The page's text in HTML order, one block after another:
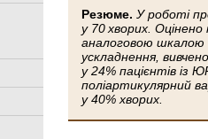
Резюме. У роботі
у 70 хворих. Оцінено
аналоговою шкалою
ускладнення,
у 24% пацієнтів із
поліартикулярний
у 40% хворих.